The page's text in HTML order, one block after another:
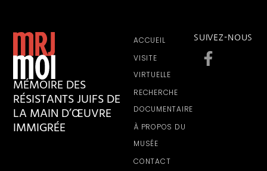
MÉMOIRE DES
RÉSISTANTS JUIFS DE
LA MAIN D’ŒUVRE
IMMIGRÉE
ACCUEIL
VISITE
VIRTUELLE
RECHERCHE
DOCUMENTAIRE
À PROPOS DU
MUSÉE
CONTACT
SUIVEZ-NOUS